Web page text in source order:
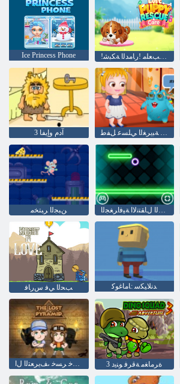
Ice Princess Phone
آدم وإيفا 3 ﻖﻳﺪﺻ ﺔﺒﻳﺮﻐﻟﺍ ﻲﻠﺴﻋ ﻞﻔﻃ
ﻦﺒﺠﻟﺍ ﺮﺒﺘﺨﻣ ﻝ ﻊﻳﺮﺴﻟﺍ ﻝﺎﻘﺘﻧﻻ ﺍ ﺔﻴﻓﺍﺮﻐﺠﻟﺍ
ﺐﺤﻟﺍ ﻲﻓ ﺱﺭﺎﻓ ﺪﻧﻼ ﻴﻜﺳ :ﺎﻣﺎﻏﻮﻛ
ﺪﻴﻣﺍﺮﻴﺑ ،ﺮﺴﺧ ﺮﺴﺧ ،ﻒﻳﺮﻌﺘﻟﺍ ﻝﺍ 3 ﺓﺮﻣﺎﻐﻣ ﺔﻗﺮﻓ ﻮﻨﻳﺩ